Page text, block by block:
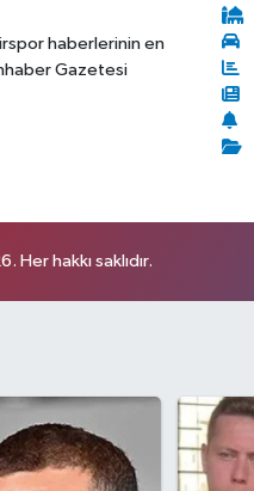
haberlerinin en
Gazetesi
hakkı saklıdır.